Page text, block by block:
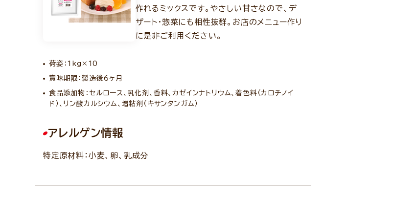
作れるミックスです。やさしい甘さなので、デ
ザート・惣菜にも相性抜群。お店のメニュー作り
に是非ご利用ください。
荷姿：1kg×10
賞味期限：製造後6ヶ月
食品添加物：セルロース、乳化剤、香料、カゼインナトリウム、着色料（カロチノイ
ド）、リン酸カルシウム、増粘剤（キサンタンガム）
アレルゲン情報
特定原材料：小麦、卵、乳成分